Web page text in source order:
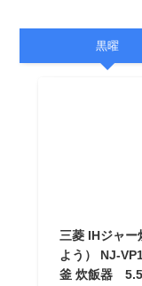
黒曜
三菱 IHジャ
よう） NJ-
釜 炊飯器